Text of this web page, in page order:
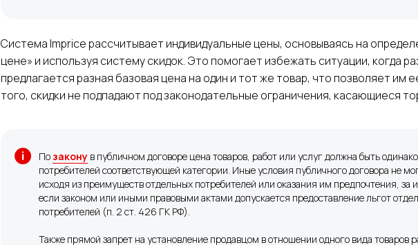
Система Imprice рассчитывает индивидуальные цены, основываясь на
цене» и используя систему скидок. Это помогает избежать ситуации, когда
предлагается разная базовая цена на один и тот же товар, что позволяет им
того, скидки не подпадают под законодательные ограничения, касающиеся
Позакону в публичном договоре цена товаров, работ или услуг должна быть
потребителей соответствующей категории. Иные условия публичного договора не
исходя из преимуществ отдельных потребителей или оказания им предпочтения, за
если законом или иными правовыми актами допускается предоставление льгот
потребителей (п. 2 ст. 426 ГК РФ).
Также прямой запрет на установление продавцом в отношении одного вида товаров